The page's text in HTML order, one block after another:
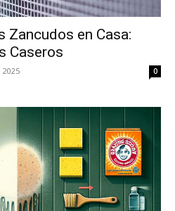
Zancudos en Casa:
Caseros
0